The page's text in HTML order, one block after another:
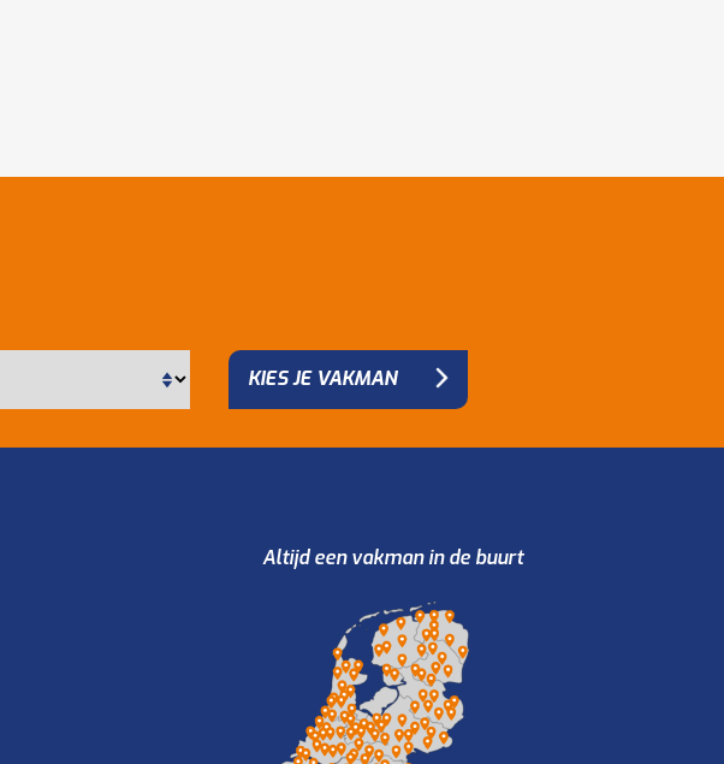
KIES JE VAKMAN
Altijd een vakman in de buurt